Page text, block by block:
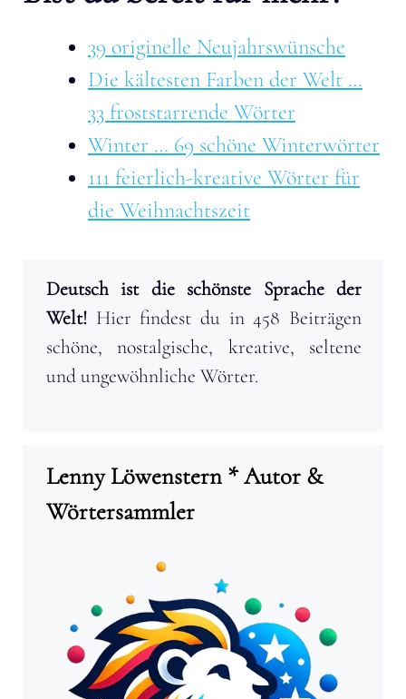
39 originelle Neujahrswünsche
Die kältesten Farben der Welt …
33 froststarrende Wörter
Winter … 69 schöne Winterwörter
111 feierlich-kreative Wörter für
die Weihnachtszeit
Deutsch ist die schönste Sprache der
Welt! Hier findest du in 458 Beiträgen
schöne, nostalgische, kreative, seltene
und ungewöhnliche Wörter.
Lenny Löwenstern * Autor &
Wörtersammler